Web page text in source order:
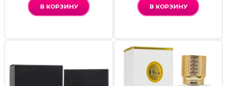
В КОРЗИНУ В КОРЗИНУ